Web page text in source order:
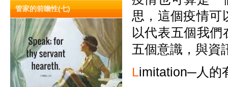
管家的前瞻性(七)
思，這個疫情可
以代表五個我
五個意識，與資
Limitation─人的